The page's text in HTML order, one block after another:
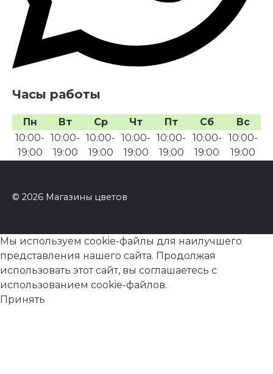
Часы работы
Пн Вт Ср Чт Пт Сб
Вс
10:00-
19:00
10:00-
19:00
10:00-
19:00
10:00-
19:00
10:00-
19:00
10:00-
19:00
10:00-
19:00
© 2026 Магазины цветов
Мы используем cookie-файлы для наилучшего
представления нашего сайта. Продолжая
использовать этот сайт, вы соглашаетесь с
использованием cookie-файлов.
Принять